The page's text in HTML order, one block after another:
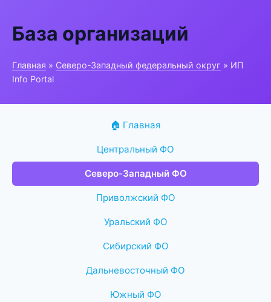
База организаций
Главная » Северо-Западный федеральный округ » ИП
Info Portal
🏠 Главная
Центральный ФО
Северо-Западный ФО
Приволжский ФО
Уральский ФО
Сибирский ФО
Дальневосточный ФО
Южный ФО